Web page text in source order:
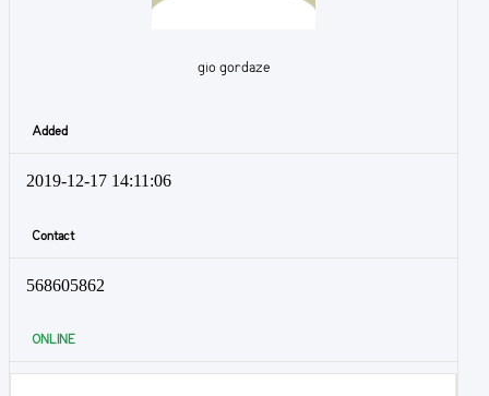
gio gordaze
Added
2019-12-17 14:11:06
Contact
568605862
ONLINE